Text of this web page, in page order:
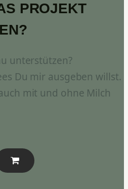
PROJEKT
unterstützen?
Du mir ausgeben willst.
mit und ohne Milch